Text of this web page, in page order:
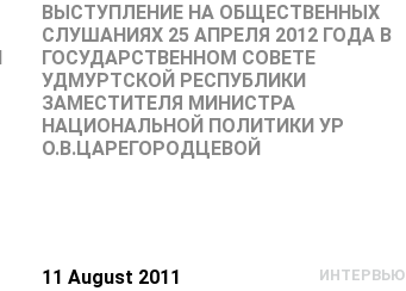
ВЫСТУПЛЕНИЕ НА ОБЩЕСТВЕННЫХ
СЛУШАНИЯХ 25 АПРЕЛЯ 2012 ГОДА В
ГОСУДАРСТВЕННОМ СОВЕТЕ
УДМУРТСКОЙ РЕСПУБЛИКИ
ЗАМЕСТИТЕЛЯ МИНИСТРА
НАЦИОНАЛЬНОЙ ПОЛИТИКИ УР
О.В.ЦАРЕГОРОДЦЕВОЙ
11 August 2011 ИНТЕРВЬЮ